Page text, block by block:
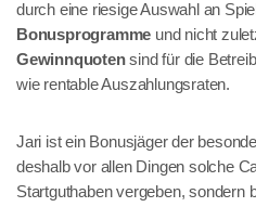
durch eine riesige Auswahl an
Bonusprogramme und nicht
Gewinnquotensind für die
wie rentable Auszahlungsraten.
Jari ist ein Bonusjäger der
deshalb vor allen Dingen solche
Startguthaben vergeben, sondern